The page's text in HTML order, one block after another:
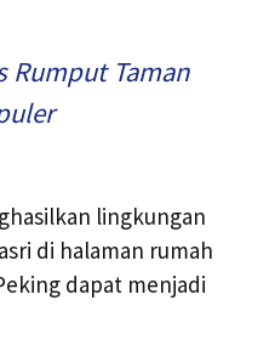
Rumput Taman
lingkungan
di halaman rumah
dapat menjadi